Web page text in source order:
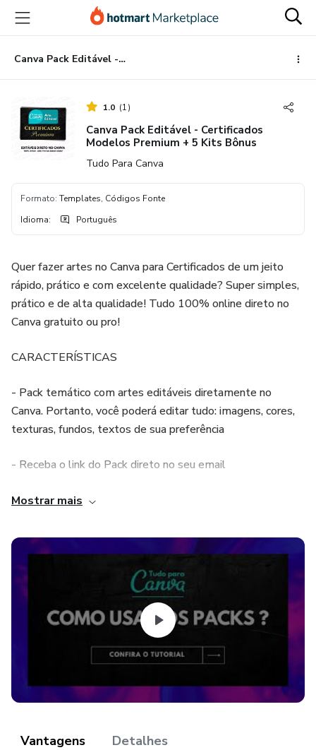
para
conteúdo
principal
para
pagamento
para
rodapé
Canva Pack Editável - Certificados Modelos Premium + 5 Kits Bônus
1.0 (1)
Canva Pack Editável - Certificados
Modelos Premium + 5 Kits Bônus
Tudo Para Canva
Formato: Templates, Códigos Fonte
Idioma: Português
Quer fazer artes no Canva para Certificados de um jeito
rápido, prático e com excelente qualidade? Super simples,
prático e de alta qualidade! Tudo 100% online direto no
Canva gratuito ou pro!
CARACTERÍSTICAS
- Pack temático com artes editáveis diretamente no
Canva. Portanto, você poderá editar tudo: imagens, cores,
texturas, fundos, textos de sua preferência
- Receba o link do Pack direto no seu email
- Ideal para IMPRIMIR ou PARTILHAR NAS REDES
- contém 20 ARTES DIFERENCIADAS, ideal para
diferentes tipos de certificados
PROMOÇÃO
GANHE GRATUITAMENTE + 5 Kits Bônus (que não são
específicos do nicho do Pack). Os bônus contém:
+ KIT EMOJIS 3D
Mostrar mais
Vantagens Detalhes